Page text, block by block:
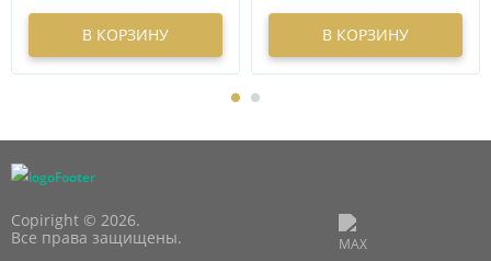
В КОРЗИНУ В КОРЗИНУ
Copiright © 2026.
Все права защищены.